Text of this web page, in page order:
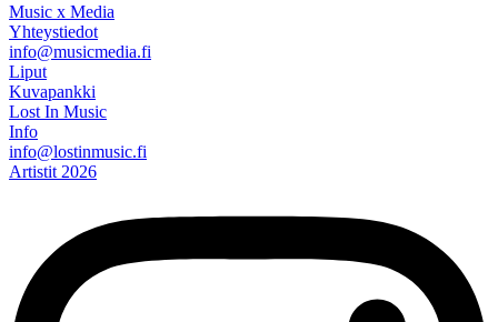
Music x Media
Yhteystiedot
info@musicmedia.fi
Liput
Kuvapankki
Lost In Music
Info
info@lostinmusic.fi
Artistit 2026